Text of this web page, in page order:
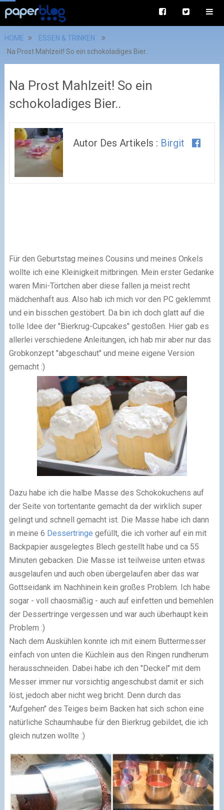
HOME
ESSEN & TRINKEN
Na Prost Mahlzeit! So ein schokoladiges Bier..
Na Prost Mahlzeit! So ein
schokoladiges Bier..
Autor Des Artikels : Birgit
Für den Geburtstag meines Cousins und meines Onkels
wollte ich eine Kleinigkeit mitbringen. Mein erster Gedanke
waren Mini-Törtchen aber diese fallen ja meist recht
mädchenhaft aus. Also hab ich mich vor den PC geklemmt
und ein bisschen gestöbert. Da bin ich doch glatt auf die
tolle Idee der "Bierkrug-Cupcakes" gestoßen. Hier gab es
allerlei verschiedene Anleitungen, ich hab mir aber nur das
Grobkonzept "abgeschaut" und meine eigene Version
gemacht :)
Dazu habe ich die halbe Masse des Schokokuchens auf
der Seite von tortentante gemacht da der wirklich super
gelingt und schnell gemacht ist. Die Masse habe ich dann
in meine 6 Dessertringe gefüllt, die ich vorher auf ein mit
Backpapier ausgelegtes Blech gestellt habe und ca 55
Minuten gebacken. Die Masse ist teilweise unten etwas
ausgelaufen und auch oben übergelaufen aber das war
Gottseidank im Nachhinein kein großes Problem. Ich habe
sogar - voll chaosmäßig - auch auf einfetten und bemehlen
der Dessertringe vergessen und war auch überhaupt kein
Problem :)
Nach dem Auskühlen konnte ich mit einem Buttermesser
einfach von unten die Küchlein aus den Ringen rundherum
herausschneiden. Dabei habe ich den "Deckel" mit dem
Messer immer nur vorsichtig angeschubst damit er sich
löst, jedoch aber nicht weg bricht. Denn durch das
"Aufgehen" des Teiges beim Backen hat sich schon eine
natürliche Schaumhaube für den Bierkrug gebildet, die ich
gleich nutzen wollte :)